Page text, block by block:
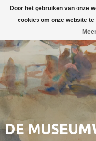
DE
Door het gebruiken van onze
cookies om onze website